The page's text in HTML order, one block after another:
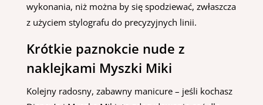
wykonania, niż można by się spodziewać, zwłaszcza
z użyciem stylografu do precyzyjnych linii.
Krótkie paznokcie nude z
naklejkami Myszki Miki
Kolejny radosny, zabawny manicure – jeśli kochasz